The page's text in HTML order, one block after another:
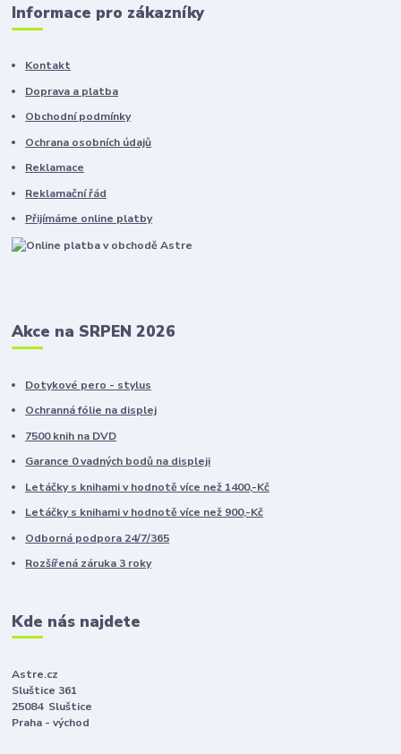
Informace pro zákazníky
Kontakt
Doprava a platba
Obchodní podmínky
Ochrana osobních údajů
Reklamace
Reklamační řád
Přijímáme online platby
Akce na SRPEN 2026
Dotykové pero - stylus
Ochranná fólie na displej
7500 knih na DVD
Garance 0 vadných bodů na displeji
Letáčky s knihami v hodnotě více než 1400,-Kč
Letáčky s knihami v hodnotě více než 900,-Kč
Odborná podpora 24/7/365
Rozšířená záruka 3 roky
Kde nás najdete
Astre.cz
Sluštice 361
25084 Sluštice
Praha - východ